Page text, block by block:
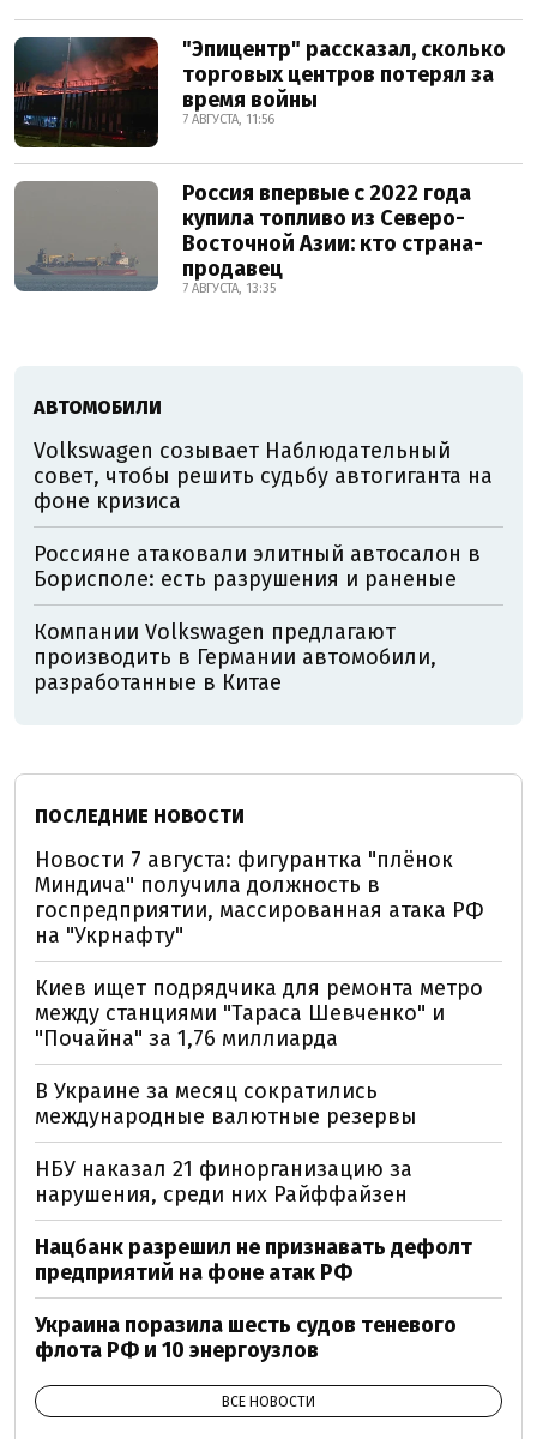
"Эпицентр" рассказал, сколько
торговых центров потерял за
время войны
7 АВГУСТА, 11:56
Россия впервые с 2022 года
купила топливо из Северо-
Восточной Азии: кто страна-
продавец
7 АВГУСТА, 13:35
АВТОМОБИЛИ
Volkswagen созывает Наблюдательный
совет, чтобы решить судьбу автогиганта на
фоне кризиса
Россияне атаковали элитный автосалон в
Борисполе: есть разрушения и раненые
Компании Volkswagen предлагают
производить в Германии автомобили,
разработанные в Китае
ПОСЛЕДНИЕ НОВОСТИ
Новости 7 августа: фигурантка "плёнок
Миндича" получила должность в
госпредприятии, массированная атака РФ
на "Укрнафту"
Киев ищет подрядчика для ремонта метро
между станциями "Тараса Шевченко" и
"Почайна" за 1,76 миллиарда
В Украине за месяц сократились
международные валютные резервы
НБУ наказал 21 финорганизацию за
нарушения, среди них Райффайзен
Нацбанк разрешил не признавать дефолт
предприятий на фоне атак РФ
Украина поразила шесть судов теневого
флота РФ и 10 энергоузлов
ВСЕ НОВОСТИ